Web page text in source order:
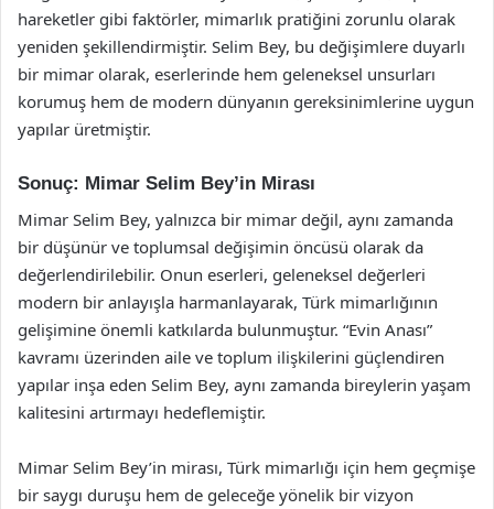
hareketler gibi faktörler, mimarlık pratiğini zorunlu olarak
yeniden şekillendirmiştir. Selim Bey, bu değişimlere duyarlı
bir mimar olarak, eserlerinde hem geleneksel unsurları
korumuş hem de modern dünyanın gereksinimlerine uygun
yapılar üretmiştir.
Sonuç: Mimar Selim Bey’in Mirası
Mimar Selim Bey, yalnızca bir mimar değil, aynı zamanda
bir düşünür ve toplumsal değişimin öncüsü olarak da
değerlendirilebilir. Onun eserleri, geleneksel değerleri
modern bir anlayışla harmanlayarak, Türk mimarlığının
gelişimine önemli katkılarda bulunmuştur. “Evin Anası”
kavramı üzerinden aile ve toplum ilişkilerini güçlendiren
yapılar inşa eden Selim Bey, aynı zamanda bireylerin yaşam
kalitesini artırmayı hedeflemiştir.
Mimar Selim Bey’in mirası, Türk mimarlığı için hem geçmişe
bir saygı duruşu hem de geleceğe yönelik bir vizyon